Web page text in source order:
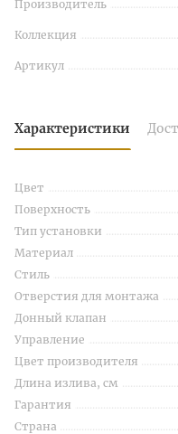
Производитель
Коллекция
Артикул
Характеристики
Цвет
Поверхность
Тип установки
Материал
Стиль
Отверстия для монтажа
Донный клапан
Управление
Цвет производителя
Длина излива, см
Гарантия
Страна